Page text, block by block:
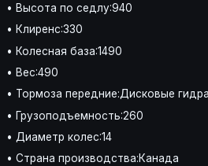
• Высота по седлу:940
• Клиренс:330
• Колесная база:1490
• Вес:490
• Тормоза передние:Дисковые
• Грузоподъемность:260
• Диаметр колес:14
• Страна производства:Канада